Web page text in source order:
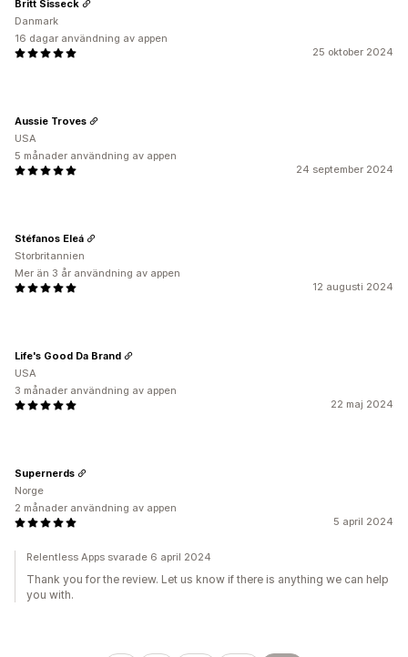
25 oktober 2024
Britt Sisseck
Danmark
16 dagar användning av appen
24 september 2024
Aussie Troves
USA
5 månader användning av appen
12 augusti 2024
Stéfanos Eleá
Storbritannien
Mer än 3 år användning av appen
22 maj 2024
Life's Good Da Brand
USA
3 månader användning av appen
5 april 2024
Supernerds
Norge
2 månader användning av appen
Relentless Apps svarade 6 april 2024
Thank you for the review. Let us know if there is anything we can help
you with.